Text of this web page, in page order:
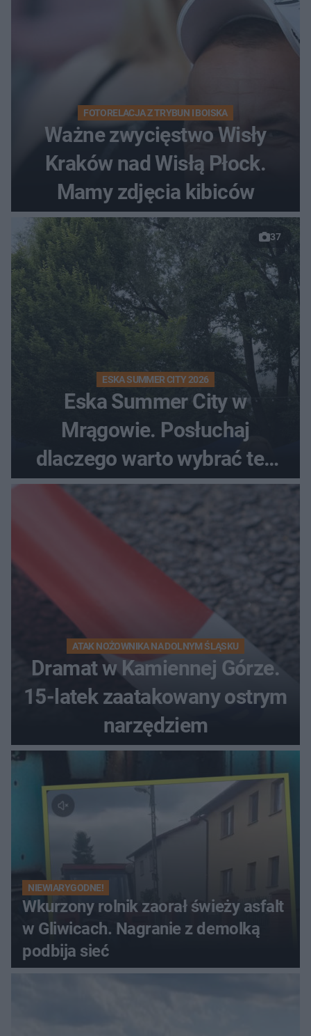
FOTORELACJA Z TRYBUN I BOISKA
Ważne zwycięstwo Wisły
Kraków nad Wisłą Płock.
Mamy zdjęcia kibiców
37
ESKA SUMMER CITY 2026
Eska Summer City w
Mrągowie. Posłuchaj
dlaczego warto wybrać ten
kierunek na urlop!
ATAK NOŻOWNIKA NA DOLNYM ŚLĄSKU
Dramat w Kamiennej Górze.
15-latek zaatakowany ostrym
narzędziem
NIEWIARYGODNE!
Wkurzony rolnik zaorał świeży asfalt
w Gliwicach. Nagranie z demolką
podbija sieć